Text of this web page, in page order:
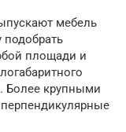
мебель
площади и
Более крупными